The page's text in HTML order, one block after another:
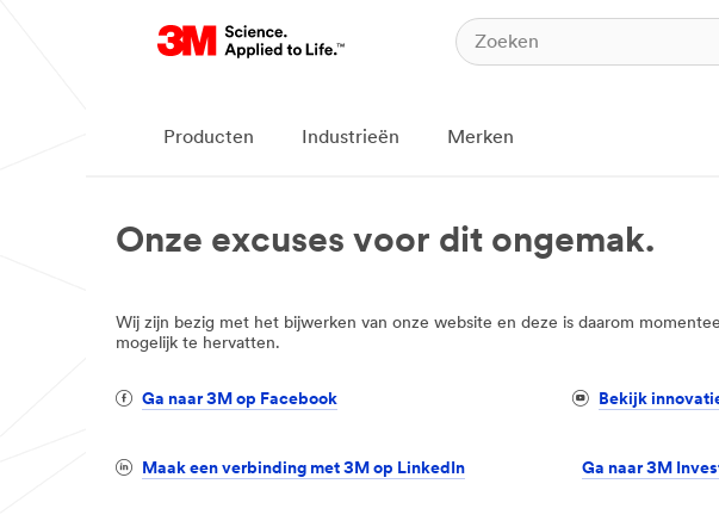
Producten Industrieën Merken
Onze excuses voor dit ongemak.
Wij zijn bezig met het bijwerken van onze website en deze is daarom
mogelijk te hervatten.
Ga naar 3M op Facebook Bekijk
Maak een verbinding met 3M op LinkedIn Ga naar 3M